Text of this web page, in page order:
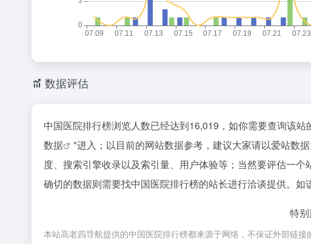
数据评估
中国医院排行榜浏览人数已经达到16,019，如你需要查询该
数据
"进入；以目前的网站数据参考，建议大家请以爱站数
度、搜索引擎收录以及索引量、用户体验等；当然要评估一
确切的数据则需要找中国医院排行榜的站长进行洽谈提供。如
特
本站高老四导航提供的中国医院排行榜都来源于网络，不保证外部链